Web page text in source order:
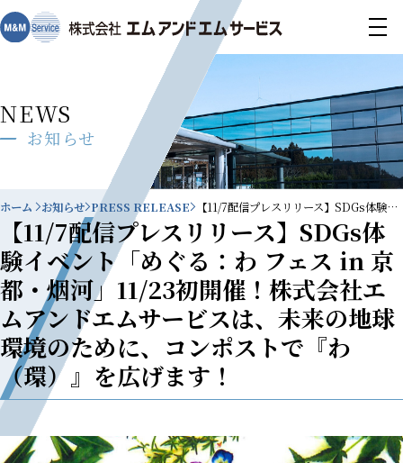
NEWS
お知らせ
ホーム お知らせ PRESS RELEASE 【11/7配信プレスリリース】SDGs体験イベント「めぐる：わ フェス in 京都・烟河」11/23初開催！株式会社エムアンドエムサービスは、未来の地球環境のために、コンポストで『わ（環）』を広げます！
【11/7配信プレスリリース】SDGs体
験イベント「めぐる：わ フェス in 京
都・烟河」11/23初開催！株式会社エ
ムアンドエムサービスは、未来の地球
環境のために、コンポストで『わ
（環）』を広げます！